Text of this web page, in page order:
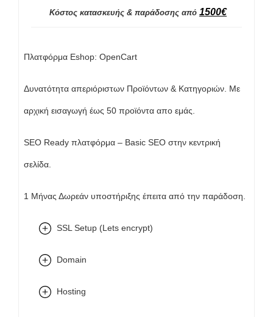
Κόστος κατασκευής & παράδοσης από 1500€
Πλατφόρμα Eshop: OpenCart
Δυνατότητα απεριόριστων Προϊόντων & Κατηγοριών. Με
αρχική εισαγωγή έως 50 προϊόντα απο εμάς.
SEO Ready πλατφόρμα – Basic SEO στην κεντρική
σελίδα.
1 Μήνας Δωρεάν υποστήριξης έπειτα από την παράδοση.
SSL Setup (Lets encrypt)
Domain
Hosting